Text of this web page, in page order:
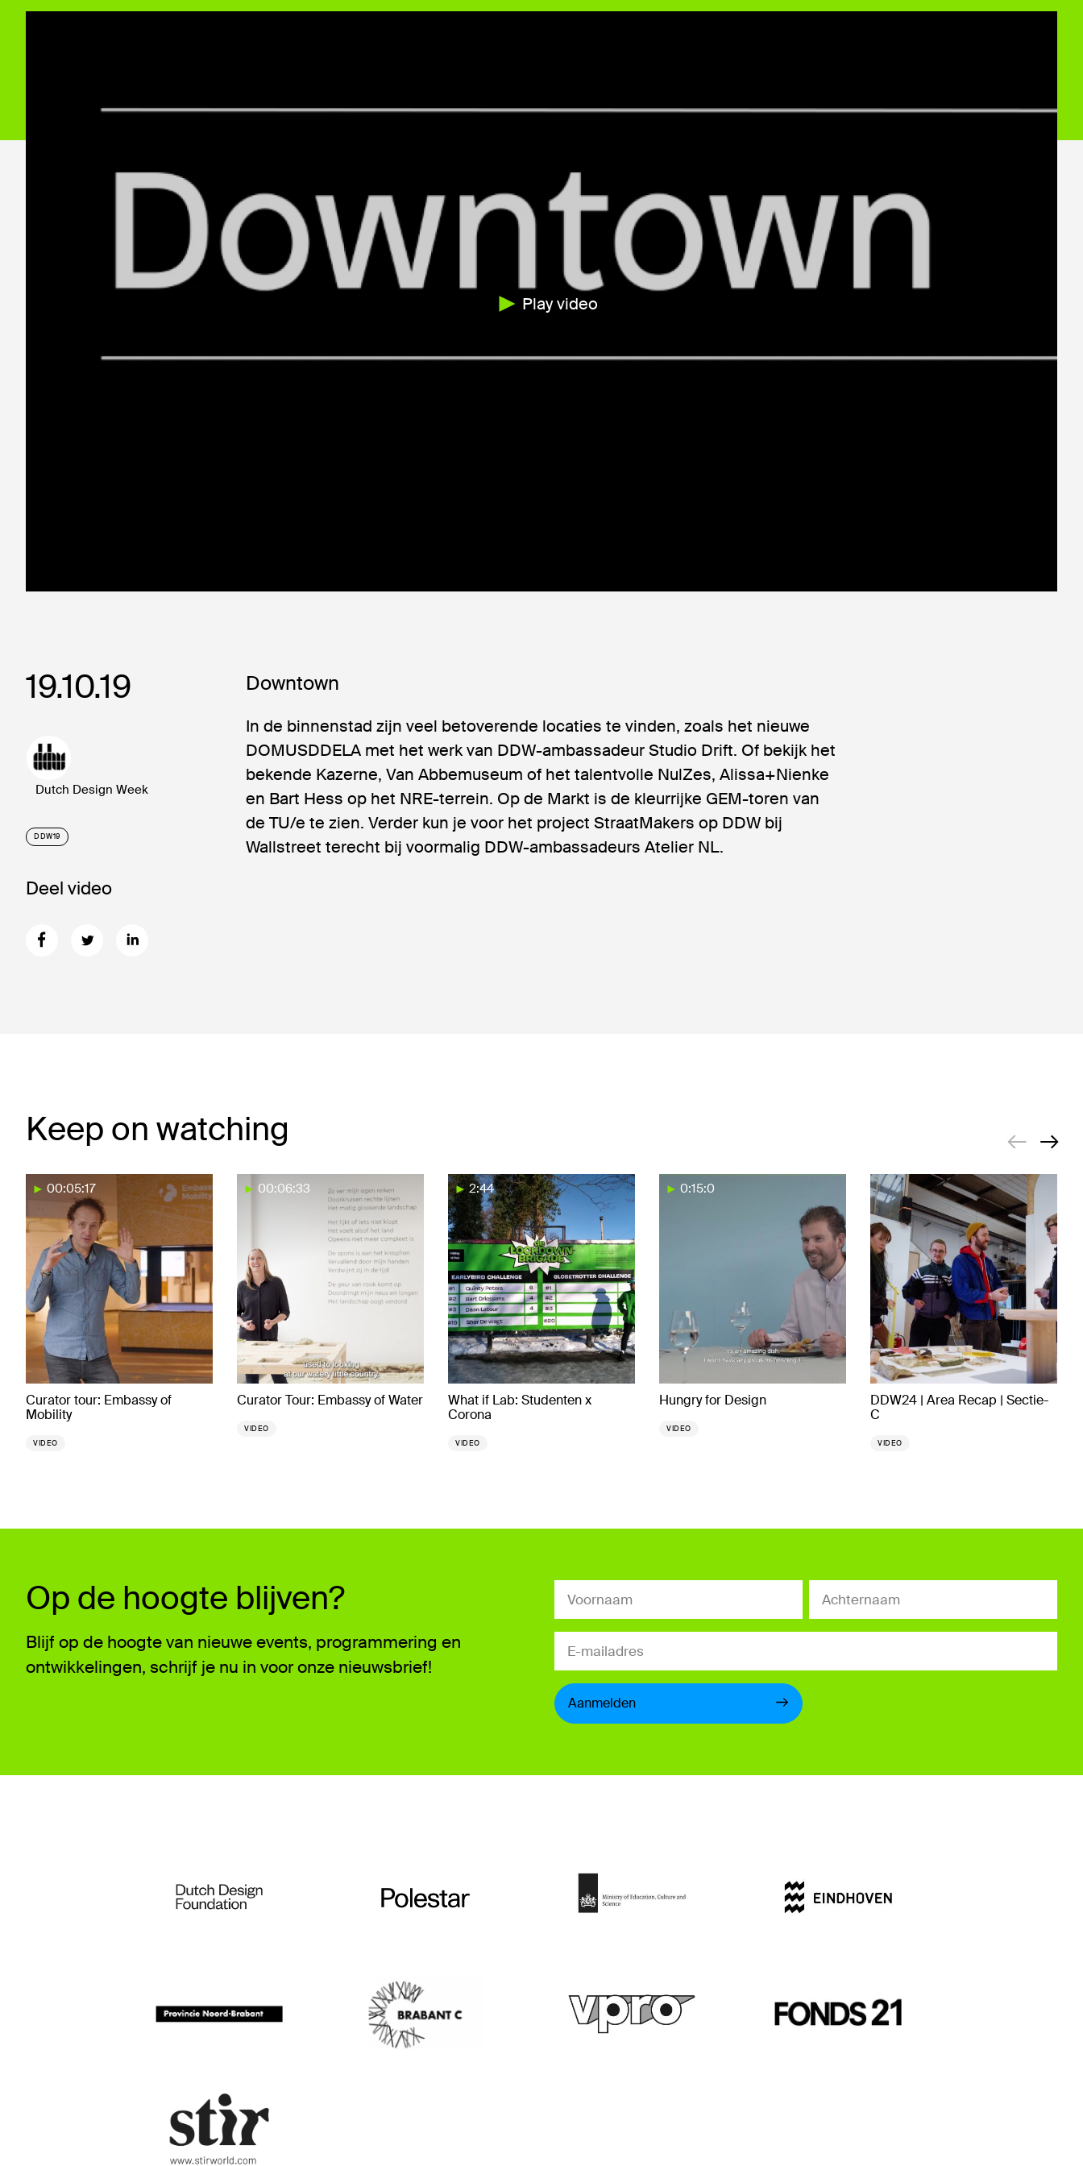
Play video
19.10.19
Dutch Design Week
DDW19
Deel video
Downtown
In de binnenstad zijn veel betoverende locaties te vinden, zoals het nieuwe
DOMUSDDELA met het werk van DDW-ambassadeur Studio Drift. Of bekijk het
bekende Kazerne, Van Abbemuseum of het talentvolle NulZes, Alissa+Nienke
en Bart Hess op het NRE-terrein. Op de Markt is de kleurrijke GEM-toren van
de TU/e te zien. Verder kun je voor het project StraatMakers op DDW bij
Wallstreet terecht bij voormalig DDW-ambassadeurs Atelier NL.
Keep on watching
00:05:17
Curator tour: Embassy of
Mobility
VIDEO
00:06:33
Curator Tour: Embassy of Water
VIDEO
2:44
What if Lab: Studenten x
Corona
VIDEO
0:15:0
Hungry for Design
VIDEO
DDW24 | Area Recap | Sectie-
C
VIDEO
Op de hoogte blijven?
Blijf op de hoogte van nieuwe events, programmering en
ontwikkelingen, schrijf je nu in voor onze nieuwsbrief!
Aanmelden